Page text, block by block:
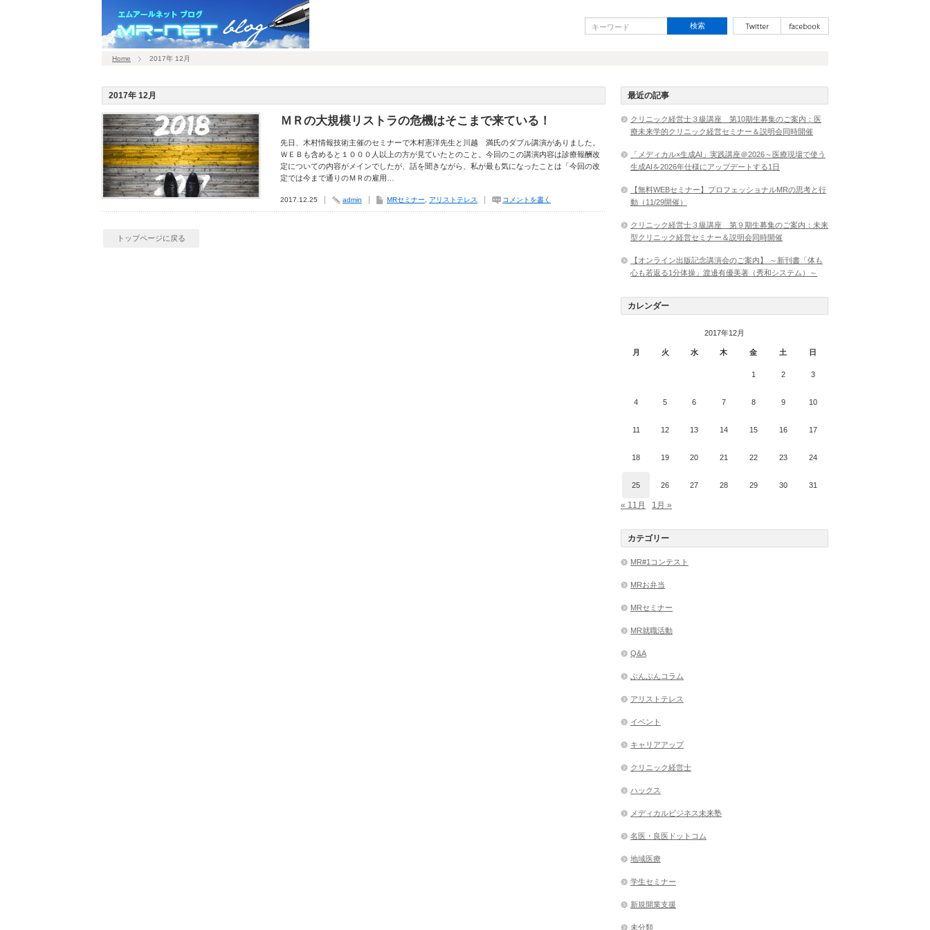
Home 2017年 12月
2017年 12月
ＭＲの大規模リストラの危機はそこまで来ている！
先日、木村情報技術主催のセミナーで木村憲洋先生と川越 満氏のダブル講演がありました。
ＷＥＢも含めると１０００人以上の方が見ていたとのこと。今回のこの講演内容は診療報酬改
定についての内容がメインでしたが、話を聞きながら、私が最も気になったことは「今回の改
定では今まで通りのＭＲの雇用…
2017.12.25 admin MRセミナー アリストテレス コメントを書く
トップページに戻る
最近の記事
クリニック経営士３級講座 第10期生募集のご案内：医
療未来学的クリニック経営セミナー＆説明会同時開催
「メディカル×生成AI」実践講座＠2026～医療現場で使う
生成AIを2026年仕様にアップデートする1日
【無料WEBセミナー】プロフェッショナルMRの思考と行
動（11/29開催）
クリニック経営士３級講座 第９期生募集のご案内：未来
型クリニック経営セミナー＆説明会同時開催
【オンライン出版記念講演会のご案内】 ～新刊書「体も
心も若返る1分体操」渡邊有優美著（秀和システム）～
カレンダー
2017年12月
月 火 水 木 金 土 日
1 2 3
4 5 6 7 8 9 10
11 12 13 14 15 16 17
18 19 20 21 22 23 24
25 26 27 28 29 30 31
« 11月 1月 »
カテゴリー
MR#1コンテスト
MRお弁当
MRセミナー
MR就職活動
Q&A
ぶんぶんコラム
アリストテレス
イベント
キャリアアップ
クリニック経営士
ハックス
メディカルビジネス未来塾
名医・良医ドットコム
地域医療
学生セミナー
新規開業支援
未分類